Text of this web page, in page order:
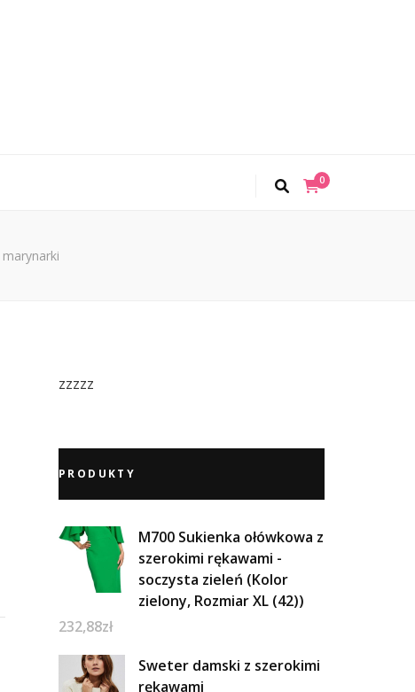
0
zzzzz
PRODUKTY
M700 Sukienka ołówkowa z
szerokimi rękawami -
soczysta zieleń (Kolor
zielony, Rozmiar XL (42))
232,88zł
Sweter damski z szerokimi
rękawami